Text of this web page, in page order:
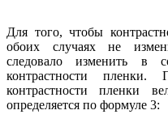
Для того, чтобы
обоих случаях не
следовало изменить в
контрастности пленки.
контрастности пленки
определяется по формуле 3: